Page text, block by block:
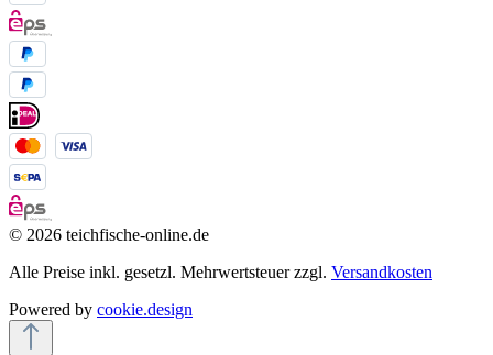
© 2026 teichfische-online.de
Alle Preise inkl. gesetzl. Mehrwertsteuer zzgl. Versandkosten
Powered by cookie.design